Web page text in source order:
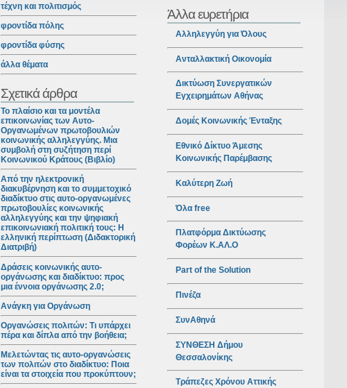
τέχνη και πολιτισμός
φροντίδα πόλης
φροντίδα φύσης
άλλα θέματα
Σχετικά άρθρα
Το πλαίσιο και τα μοντέλα
επικοινωνίας των Αυτο-
Οργανωμένων πρωτοβουλιών
κοινωνικής αλληλεγγύης. Μια
συμβολή στη συζήτηση περί
Κοινωνικού Κράτους (Βιβλίο)
Από την ηλεκτρονική
διακυβέρνηση και το συμμετοχικό
διαδίκτυο στις αυτο-οργανωμένες
πρωτοβουλίες κοινωνικής
αλληλεγγύης και την ψηφιακή
επικοινωνιακή πολιτική τους: Η
ελληνική περίπτωση (Διδακτορική
Διατριβή)
Δράσεις κοινωνικής αυτο-
οργάνωσης και διαδίκτυο: προς
μια έννοια οργάνωσης 2.0;
Ανάγκη για Οργάνωση
Οργανώσεις πολιτών: Τι υπάρχει
πέρα και δίπλα από την βοήθεια;
Μελετώντας τις αυτο-οργανώσεις
των πολιτών στο διαδίκτυο: Ποια
είναι τα στοιχεία που προκύπτουν;
Άλλα ευρετήρια
Αλληλεγγύη για Όλους
Ανταλλακτική Οικονομία
Δικτύωση Συνεργατικών
Εγχειρημάτων Αθήνας
Δομές Κοινωνικής Ένταξης
Εθνικό Δίκτυο Άμεσης
Κοινωνικής Παρέμβασης
Καλύτερη Ζωή
Όλα free
Πλατφόρμα Δικτύωσης
Φορέων Κ.ΑΛ.Ο
Part of the Solution
Πινέζα
ΣυνΑθηνά
ΣΥΝΘΕΣΗ Δήμου
Θεσσαλονίκης
Τράπεζες Χρόνου Αττικής